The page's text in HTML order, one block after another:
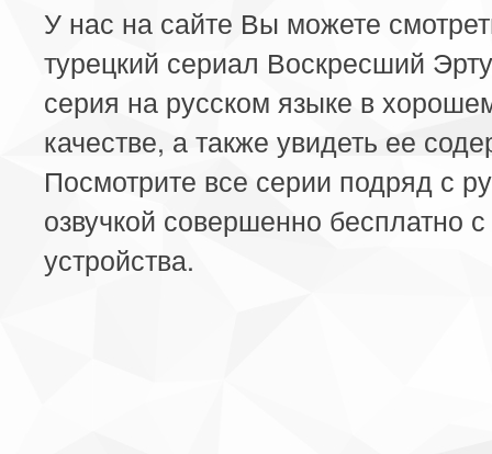
У нас на сайте Вы можете
турецкий сериал Воскресший
серия на русском языке в
качестве, а также увидеть ее
Посмотрите все серии подряд с
озвучкой совершенно бесплатно
устройства.